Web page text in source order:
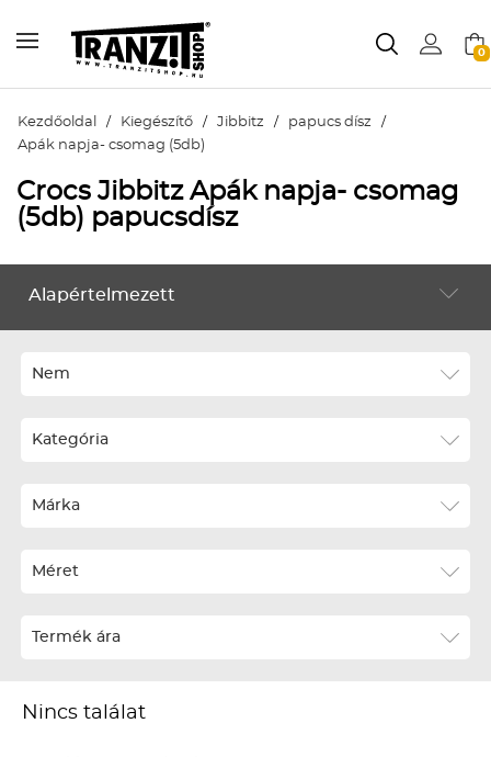
0
Kezdőoldal / Kiegészítő / Jibbitz / papucs dísz /
Apák napja- csomag (5db)
Crocs Jibbitz Apák napja- csomag
(5db) papucsdísz
KIEGÉSZÍTŐ
Alapértelmezett
Alapértelmezett
Legújabbak
Ár szerint növekvő
Téli termékek előre ár szerint növekvő
Nem
Kategória
Márka
Méret
Termék ára
Nincs találat